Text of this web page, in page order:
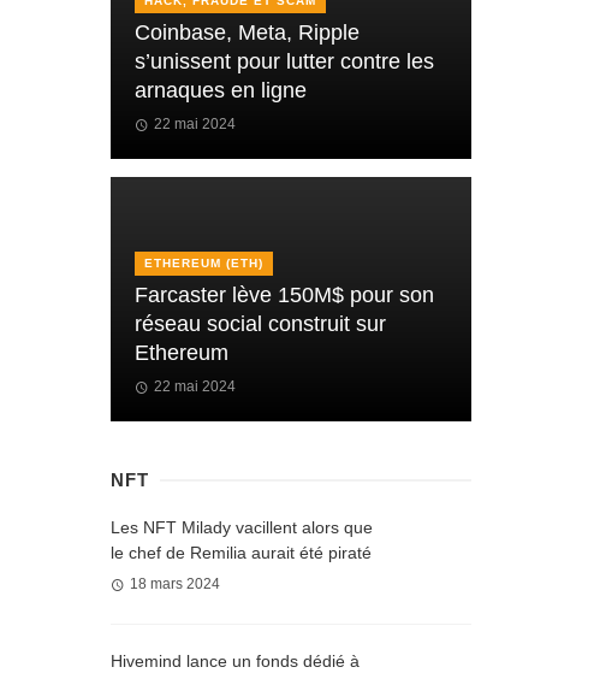
Coinbase, Meta, Ripple
s’unissent pour lutter contre les
arnaques en ligne
22 mai 2024
ETHEREUM (ETH)
Farcaster lève 150M$ pour son
réseau social construit sur
Ethereum
22 mai 2024
NFT
Les NFT Milady vacillent alors que
le chef de Remilia aurait été piraté
18 mars 2024
Hivemind lance un fonds dédié à